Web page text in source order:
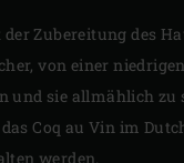
Zubereitung des
von einer
und sie allmählich zu
Coq au Vin im
werden.